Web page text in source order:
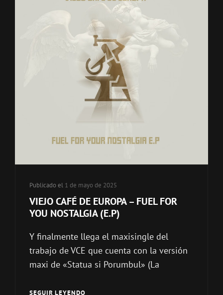
Publicado el 1 de mayo de 2025
VIEJO CAFÉ DE EUROPA – FUEL FOR
YOU NOSTALGIA (E.P)
Y finalmente llega el maxisingle del
trabajo de VCE que cuenta con la versión
maxi de «Statua si Porumbul» (La
SEGUIR LEYENDOVIEJO